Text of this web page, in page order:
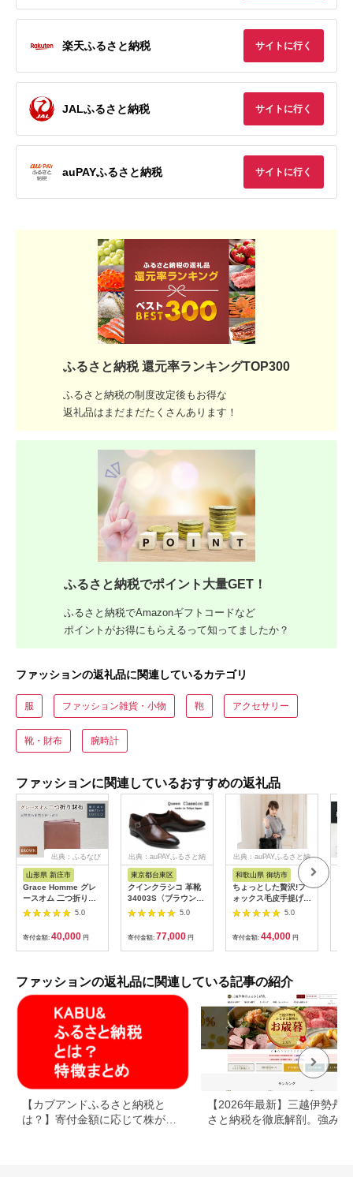
楽天ふるさと納税 サイトに行く
JALふるさと納税 サイトに行く
auPAYふるさと納税 サイトに行く
ふるさと納税 還元率ランキングTOP300
ふるさと納税の制度改定後もお得な
返礼品はまだまだたくさんあります！
ふるさと納税でポイント大量GET！
ふるさと納税でAmazonギフトコードなど
ポイントがお得にもらえるって知ってましたか？
ファッションの返礼品に関連しているカテゴリ
服 ファッション雑貨・小物 鞄 アクセサリー
靴・財布 腕時計
ファッションに関連しているおすすめの返礼品
出典：ふるなび
山形県 新庄市
Grace Homme グレ
ースオム 二つ折り財
布/ブラウン 入学祝い
卒業祝い 就職祝い 退
職祝い 贈り物 贈答 ギ
フト 人気 誕生日 プレ
ゼント 母の日 父の日
0620
5.0
寄付金額: 40,000 円
出典：auPAYふるさと納
東京都台東区
クインクラシコ 革靴
34003S〈ブラウン〉
(サイズ：26.0cm)
5.0
寄付金額: 77,000 円
出典：auPAYふるさと納
和歌山県 御坊市
ちょっとした贅沢!フ
ォックス毛皮手提げバ
ッグ ブラック
5.0
寄付金額: 44,000 円
ファッションの返礼品に関連している記事の紹介
【カブアンドふるさと納税と
は？】寄付金額に応じて株がも
【2026年最新】三越伊勢丹
さと納税を徹底解剖。強みと